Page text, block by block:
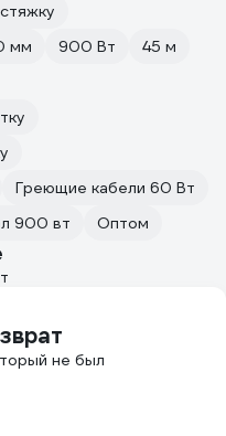
мм 900 Вт
45 м
Греющие кабели 60 Вт
900 вт Оптом
не был